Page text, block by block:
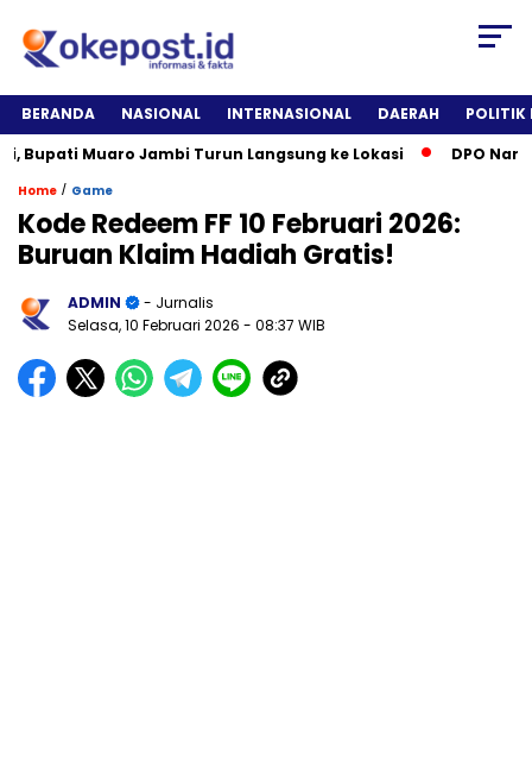
BERANDA NASIONAL INTERNASIONAL DAERAH
POLITIK
Muaro Jambi Turun Langsung ke Lokasi
DPO
Home / Game
Kode Redeem FF 10 Februari 2026:
Buruan Klaim Hadiah Gratis!
ADMIN
- Jurnalis
Selasa, 10 Februari 2026 - 08:37 WIB